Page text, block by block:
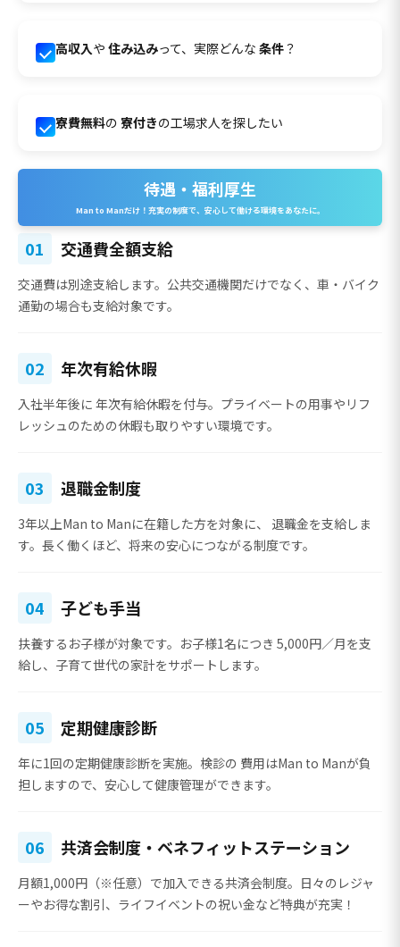
高収入や 住み込みって、実際どんな 条件？
寮費無料の 寮付きの工場求人を探したい
待遇・福利厚生
Man to Manだけ！充実の制度で、安心して働ける環境をあなたに。
01 交通費全額支給
交通費は別途支給します。公共交通機関だけでなく、車・バイク
通勤の場合も支給対象です。
02 年次有給休暇
入社半年後に 年次有給休暇を付与。プライベートの用事やリフ
レッシュのための休暇も取りやすい環境です。
03 退職金制度
3年以上Man to Manに在籍した方を対象に、 退職金を支給しま
す。長く働くほど、将来の安心につながる制度です。
04 子ども手当
扶養するお子様が対象です。お子様1名につき 5,000円／月を支
給し、子育て世代の家計をサポートします。
05 定期健康診断
年に1回の定期健康診断を実施。検診の 費用はMan to Manが負
担 しますので、安心して健康管理ができます。
06 共済会制度・ベネフィットステーション
月額1,000円（※任意）で加入できる共済会制度。日々のレジャ
ーやお得な割引、ライフイベントの祝い金など特典が充実！